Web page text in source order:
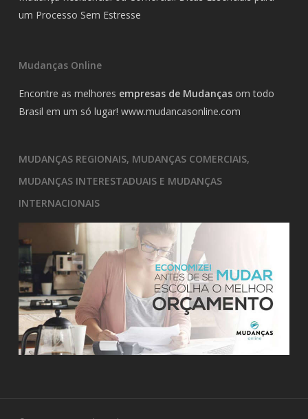
um Processo Sem Estresse
Mudanças Online
Encontre as melhores empresas de Mudançasom todo
Brasil em um só lugar! www.mudancasonline.com
MUDANÇAS REGIONAIS, MUDANÇAS COMERCIAIS,
MUDANÇAS INTERESTADUAIS E MUDANÇAS
INTERNACIONAIS